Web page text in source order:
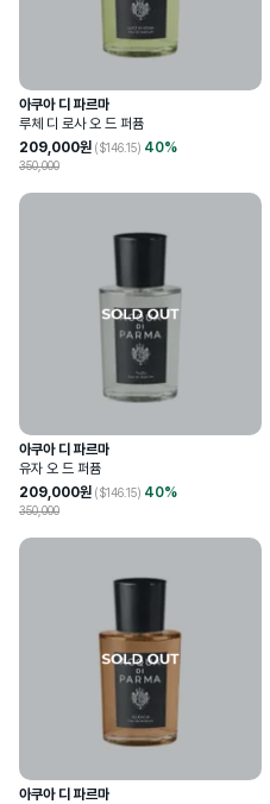
아쿠아 디 파르마
루체 디 로사 오 드 퍼퓸
209,000원 ($146.15) 40%
350,000
아쿠아 디 파르마
유자 오 드 퍼퓸
209,000원 ($146.15) 40%
350,000
아쿠아 디 파르마